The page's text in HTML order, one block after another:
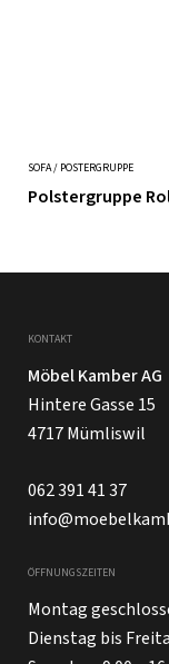
SOFA / POSTERGRUPPE
Polstergruppe
KONTAKT
Möbel Kamber AG
Hintere Gasse 15
4717 Mümliswil
062 391 41 37
ÖFFNUNGSZEITEN
Montag
Dienstag bis